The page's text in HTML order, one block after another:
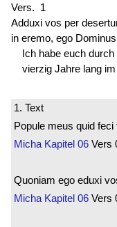
Vers. 1
Adduxi vos per
in eremo, ego
Ich habe euch
vierzig Jahre lang
1. Text
Popule meus quid feci
Micha Kapitel 06 Vers
Quoniam ego eduxi
Micha Kapitel 06 Vers